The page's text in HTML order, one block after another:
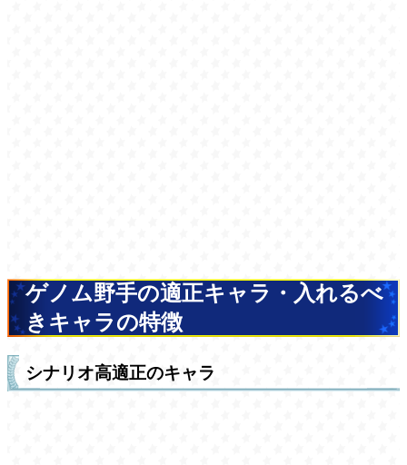
ゲノム野手の適正キャラ・入れるべ
きキャラの特徴
シナリオ高適正のキャラ